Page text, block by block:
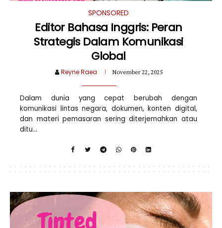
SPONSORED
Editor Bahasa Inggris: Peran
Strategis Dalam Komunikasi
Global
Reyne Raea November 22, 2025
Dalam dunia yang cepat berubah dengan
komunikasi lintas negara, dokumen, konten digital,
dan materi pemasaran sering diterjemahkan atau
ditu...